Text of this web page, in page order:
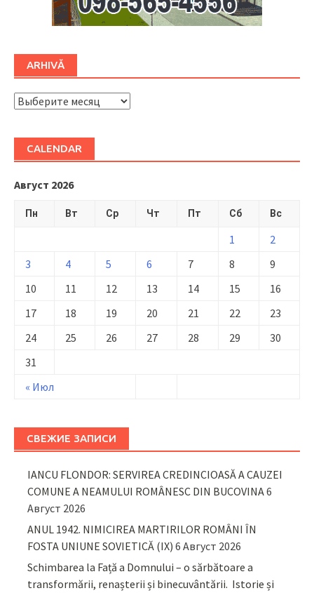
ARHIVĂ
ARHIVĂ
CALENDAR
Август 2026
Пн Вт Ср Чт Пт Сб Вс
« Июл
1
2
3
4 5 6 7 8
9
10
11 12 13 14 15
16
17
18 19 20 21 22
23
24
25 26 27 28 29
30
31
СВЕЖИЕ ЗАПИСИ
IANCU FLONDOR: SERVIREA CREDINCIOASĂ A CAUZEI
COMUNE A NEAMULUI ROMÂNESC DIN BUCOVINA6
Август 2026
ANUL 1942. NIMICIREA MARTIRILOR ROMÂNI ÎN
FOSTA UNIUNE SOVIETICĂ (IX) 6 Август 2026
Schimbarea la Față a Domnului – o sărbătoare a
transformării, renașterii și binecuvântării. Istorie și